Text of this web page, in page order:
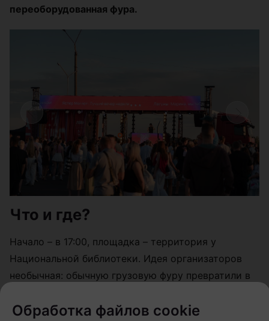
переоборудованная фура.
Что и где?
Начало – в 17:00, площадка – территория у
Национальной библиотеки. Идея организаторов
необычная: обычную грузовую фуру превратили в
будут работать диджеи. Именно эта фура-сцена и
Обработка файлов cookie